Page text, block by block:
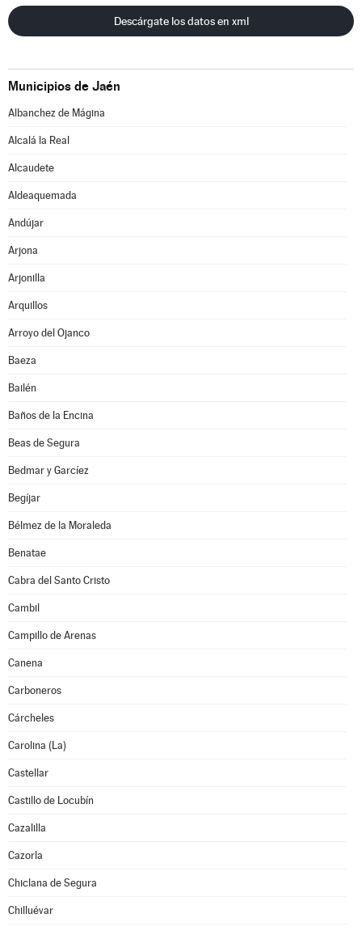
Descárgate los datos en xml
Municipios de Jaén
Albanchez de Mágina
Alcalá la Real
Alcaudete
Aldeaquemada
Andújar
Arjona
Arjonilla
Arquillos
Arroyo del Ojanco
Baeza
Bailén
Baños de la Encina
Beas de Segura
Bedmar y Garcíez
Begíjar
Bélmez de la Moraleda
Benatae
Cabra del Santo Cristo
Cambil
Campillo de Arenas
Canena
Carboneros
Cárcheles
Carolina (La)
Castellar
Castillo de Locubín
Cazalilla
Cazorla
Chiclana de Segura
Chilluévar